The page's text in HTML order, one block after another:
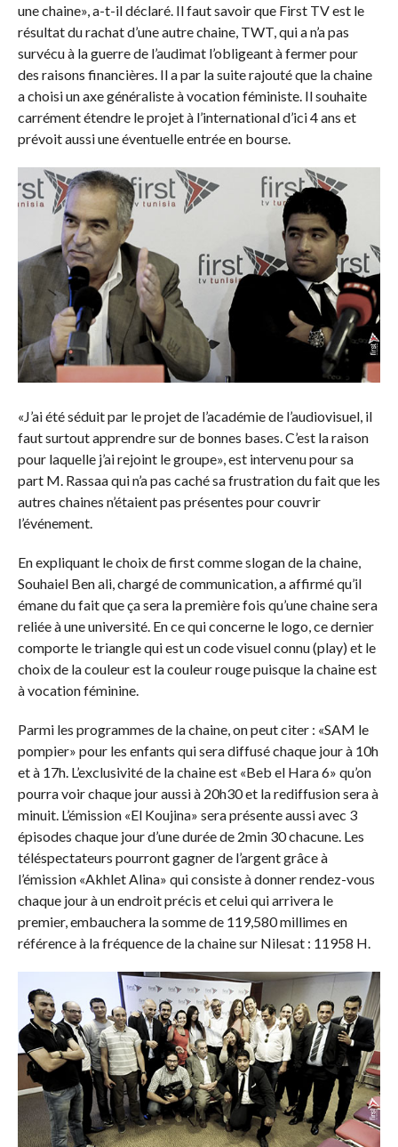
une chaine», a-t-il déclaré. Il faut savoir que First TV est le
résultat du rachat d’une autre chaine, TWT, qui a n’a pas
survécu à la guerre de l’audimat l’obligeant à fermer pour
des raisons financières. Il a par la suite rajouté que la chaine
a choisi un axe généraliste à vocation féministe. Il souhaite
carrément étendre le projet à l’international d’ici 4 ans et
prévoit aussi une éventuelle entrée en bourse.
«J’ai été séduit par le projet de l’académie de l’audiovisuel, il
faut surtout apprendre sur de bonnes bases. C’est la raison
pour laquelle j’ai rejoint le groupe», est intervenu pour sa
part M. Rassaa qui n’a pas caché sa frustration du fait que les
autres chaines n’étaient pas présentes pour couvrir
l’événement.
En expliquant le choix de first comme slogan de la chaine,
Souhaiel Ben ali, chargé de communication, a affirmé qu’il
émane du fait que ça sera la première fois qu’une chaine sera
reliée à une université. En ce qui concerne le logo, ce dernier
comporte le triangle qui est un code visuel connu (play) et le
choix de la couleur est la couleur rouge puisque la chaine est
à vocation féminine.
Parmi les programmes de la chaine, on peut citer : «SAM le
pompier» pour les enfants qui sera diffusé chaque jour à 10h
et à 17h. L’exclusivité de la chaine est «Beb el Hara 6» qu’on
pourra voir chaque jour aussi à 20h30 et la rediffusion sera à
minuit. L’émission «El Koujina» sera présente aussi avec 3
épisodes chaque jour d’une durée de 2min 30 chacune. Les
téléspectateurs pourront gagner de l’argent grâce à
l’émission «Akhlet Alina» qui consiste à donner rendez-vous
chaque jour à un endroit précis et celui qui arrivera le
premier, embauchera la somme de 119,580 millimes en
référence à la fréquence de la chaine sur Nilesat : 11958 H.